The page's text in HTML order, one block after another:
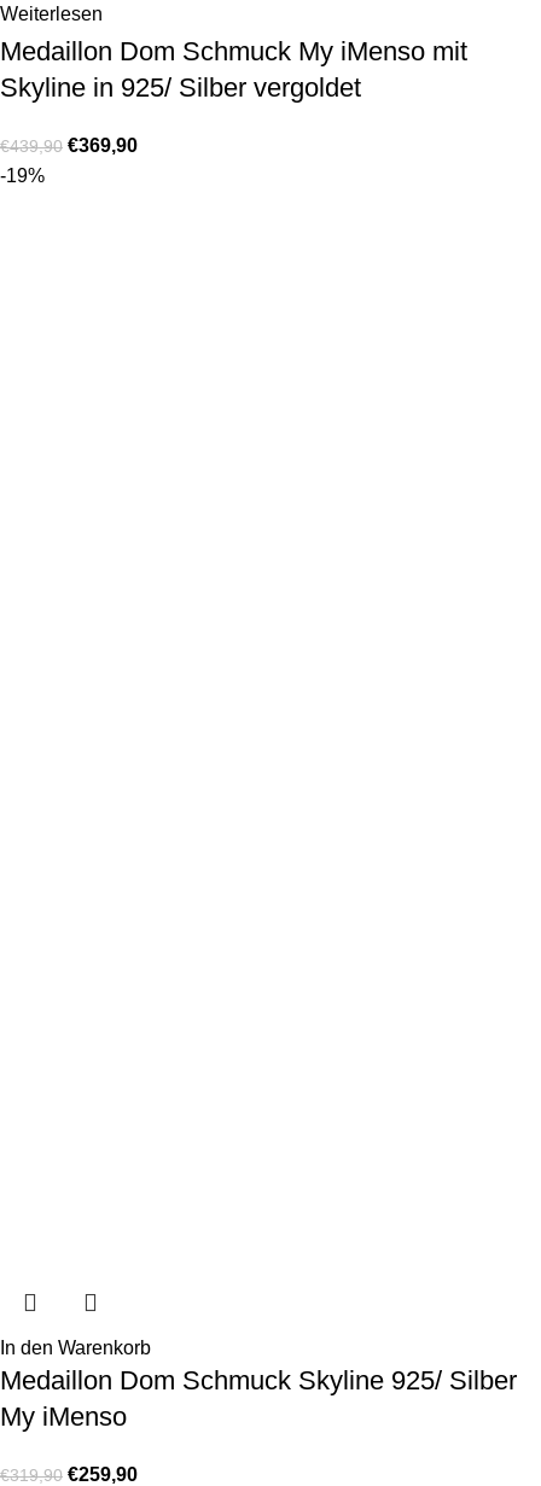
Weiterlesen
Medaillon Dom Schmuck My iMenso mit
Skyline in 925/ Silber vergoldet
€439,90 €369,90
-19%
In den Warenkorb
Medaillon Dom Schmuck Skyline 925/ Silber
My iMenso
€319,90 €259,90